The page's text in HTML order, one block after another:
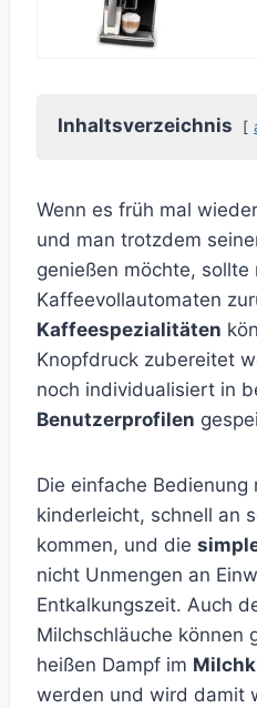
Inhaltsverzeichnis
Wenn es früh mal
und man trotzdem
genießen möchte,
Kaffeevollautomaten
Kaffeespezialitäten
Knopfdruck zubereitet
noch individualisiert in
Benutzerprofilen
Die einfache Bedienung
kinderleicht, schnell an
kommen, und die
nicht Unmengen an
Entkalkungszeit. Auch
Milchschläuche können
heißen Dampf im
werden und wird damit